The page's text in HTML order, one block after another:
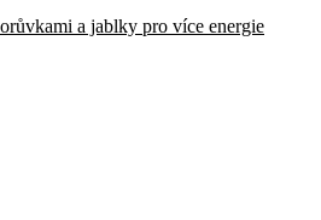
a jablky pro více energie